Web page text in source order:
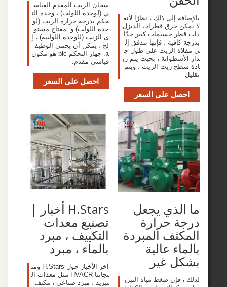
إلى ذلك ، نظرًا لأنه
حرق قطرات الديزل
جسيمات كبير جدًا
، فإنها تتدفق إل
الزيت على طول ج
، بحيث يتم زي
زيت الزيت ، ويتم
على السعر
سخان الزيت المقدم القياس
ي (لوحدة اللولب) ، وحدة الت
حكم بدرجة حرارة الزيت (لو
حدة اللولب) و. مفتاح مستو
ى الزيت (للوحدة اللولبية) ، إ
لخ ، يمكن أن يحمي الوظيف
ة. جهاز التحكم plc هو مكون
قياسي مقدم.
احصل على السعر
يجعل
حرارة
المبردة
عالية
غير
فإن ضغط مياه التبري
H.Stars أخبار |
تصنيع معدات
التكييف ، مبرد
بالماء ، مبرد
آخر الأخبار حول H.Stars ومن
تجاتنا HVACR مثل معدات ال
تبريد ، مبرد صناعي ، مكثف